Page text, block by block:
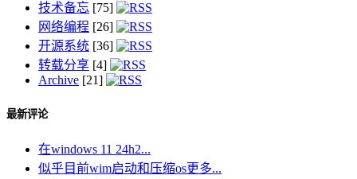
技术备忘 [75]
网络编程 [26]
开源系统 [36]
转载分享 [4]
Archive [21]
最新评论
在windows 11 24h2...
似乎目前wim启动和压缩os更多...